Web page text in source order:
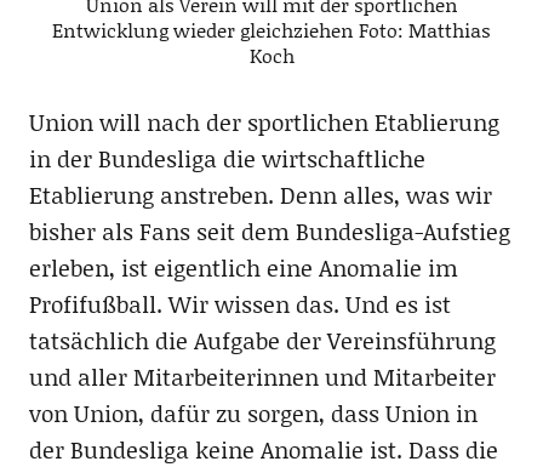
Entwicklung wieder gleichziehen Foto: Matthias
Koch
Union will nach der sportlichen Etablierung
in der Bundesliga die wirtschaftliche
Etablierung anstreben. Denn alles, was wir
bisher als Fans seit dem Bundesliga-Aufstieg
erleben, ist eigentlich eine Anomalie im
Profifußball. Wir wissen das. Und es ist
tatsächlich die Aufgabe der Vereinsführung
und aller Mitarbeiterinnen und Mitarbeiter
von Union, dafür zu sorgen, dass Union in
der Bundesliga keine Anomalie ist. Dass die